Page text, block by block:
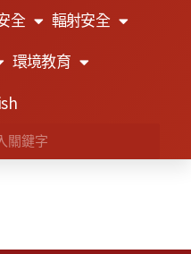
全 輻射安全
環境教育